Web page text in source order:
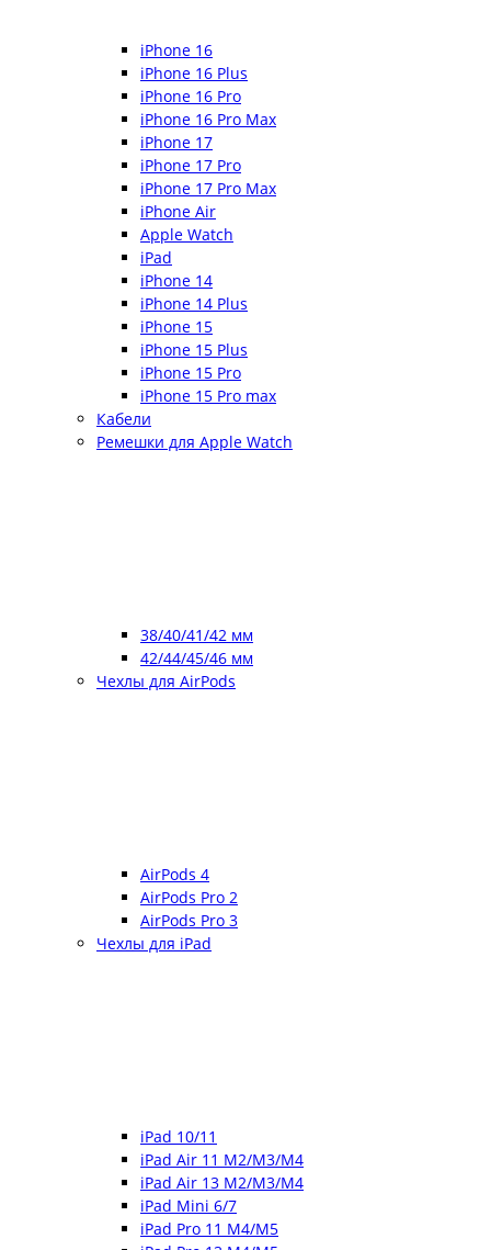
iPhone 16
iPhone 16 Plus
iPhone 16 Pro
iPhone 16 Pro Max
iPhone 17
iPhone 17 Pro
iPhone 17 Pro Max
iPhone Air
Apple Watch
iPad
iPhone 14
iPhone 14 Plus
iPhone 15
iPhone 15 Plus
iPhone 15 Pro
iPhone 15 Pro max
Кабели
Ремешки для Apple Watch
38/40/41/42 мм
42/44/45/46 мм
Чехлы для AirPods
AirPods 4
AirPods Pro 2
AirPods Pro 3
Чехлы для iPad
iPad 10/11
iPad Air 11 M2/M3/M4
iPad Air 13 M2/M3/M4
iPad Mini 6/7
iPad Pro 11 M4/M5